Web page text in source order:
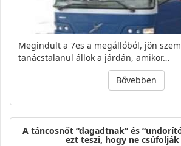
Megindult a 7es a megállóból, jön
tanácstalanul állok a járdán, amikor…
Bővebben
A táncosnőt “dagadtnak” és
ezt teszi, hogy ne